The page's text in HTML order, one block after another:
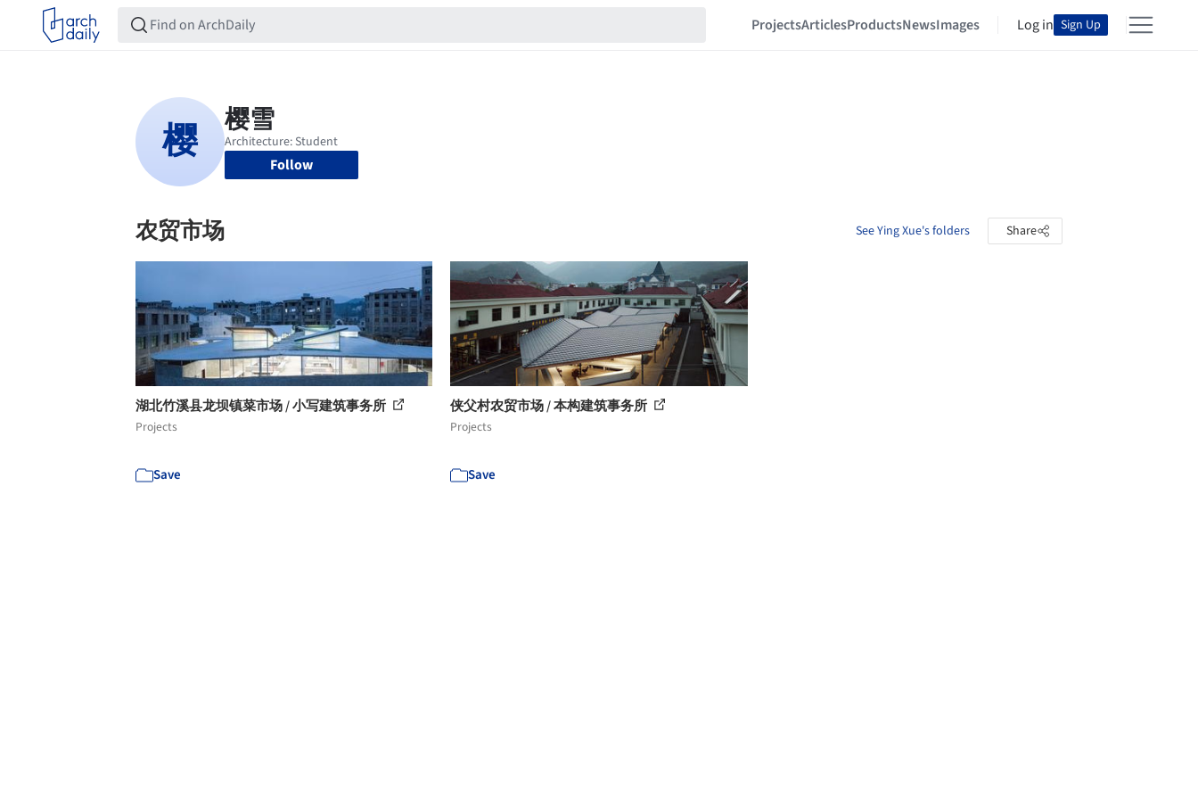
ProjectsArticlesProductsNewsImages Log in Sign Up
Follow
农贸市场 See Ying Xue's folders Share
湖北竹溪县龙坝镇菜市场 / 小写建筑事务所
Projects
Save
侠父村农贸市场 / 本构建筑事务所
Projects
Save